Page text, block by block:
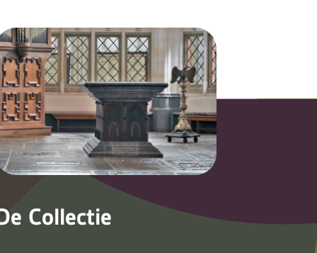
Collectie